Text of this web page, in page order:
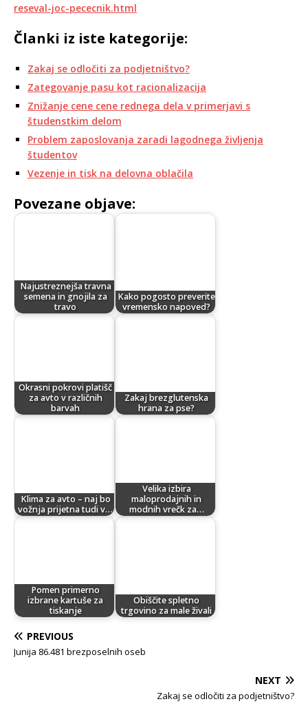
reseval-joc-pececnik.html
Članki iz iste kategorije:
Zakaj se odločiti za podjetništvo?
Zategovanje pasu kot racionalizacija
Znižanje cene cene rednega dela v primerjavi s
študenstkim delom
Problem zaposlovanja zaradi lagodnega življenja
študentov
Vezenje in tisk na delovna oblačila
Povezane objave:
Najustreznejša travna
semena in gnojila za
travo
Kako pogosto preverite
vremensko napoved?
Okrasni pokrovi platišč
za avto v različnih
barvah
Zakaj brezglutenska
hrana za pse?
Klima za avto – naj bo
vožnja prijetna tudi v…
Velika izbira
maloprodajnih in
modnih vrečk za…
Pomen primerno
izbrane kartuše za
tiskanje
Obiščite spletno
trgovino za male živali
PREVIOUS
Junija 86.481 brezposelnih oseb
NEXT
Zakaj se odločiti za podjetništvo?